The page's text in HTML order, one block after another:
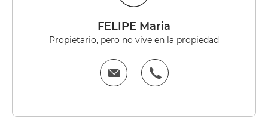
FELIPE Maria
Propietario, pero no vive en la propiedad